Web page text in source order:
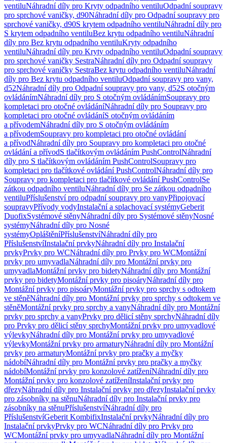
ventiluNáhradní díly pro Kryty odpadního ventiluOdpadní soupravy
pro sprchové vaničky, d90Náhradní díly pro Odpadní soupravy pro
sprchové vaničky, d90S krytem odpadního ventiluNáhradní díly pro
S krytem odpadního ventiluBez krytu odpadního ventiluNáhradní
díly pro Bez krytu odpadního ventiluKryty odpadního
ventiluNáhradní díly pro Kryty odpadního ventiluOdpadní soupravy
pro sprchové vaničky SestraNáhradní díly pro Odpadní soupravy
pro sprchové vaničky SestraBez krytu odpadního ventiluNáhradní
díly pro Bez krytu odpadního ventiluOdpadní soupravy pro vany,
d52Náhradní díly pro Odpadní soupravy pro vany, d52S otočným
ovládánímNáhradní díly pro S otočným ovládánímSoupravy pro
kompletaci pro otočné ovládáníNáhradní díly pro Soupravy pro
kompletaci pro otočné ovládáníS otočným ovládáním
a přívodemNáhradní díly pro S otočným ovládáním
a přívodemSoupravy pro kompletaci pro otočné ovládání
a přívodNáhradní díly pro Soupravy pro kompletaci pro otočné
ovládání a přívodS tlačítkovým ovládáním PushControlNáhradní
díly pro S tlačítkovým ovládáním PushControlSoupravy pro
kompletaci pro tlačítkové ovládání PushControlNáhradní díly pro
Soupravy pro kompletaci pro tlačítkové ovládání PushControlSe
zátkou odpadního ventiluNáhradní díly pro Se zátkou odpadního
ventiluPříslušenství pro odpadní soupravy pro vanyPřipojovací
soupravyPřívody vodyInstalační a splachovací systémyGeberit
DuofixSystémové stěnyNáhradní díly pro Systémové stěnyNosné
systémyNáhradní díly pro Nosné
systémyOpláštěníPříslušenstvíNáhradní díly pro
PříslušenstvíInstalační prvkyNáhradní díly pro Instalační
prvkyPrvky pro WCNáhradní díly pro Prvky pro WCMontážní
prvky pro umyvadlaNáhradní díly pro Montážní prvky pro
umyvadlaMontážní prvky pro bidetyNáhradní díly pro Montážní
prvky pro bidetyMontážní prvky pro pisoáryNáhradní díly pro
Montážní prvky pro pisoáryMontážní prvky pro sprchy s odtokem
ve stěněNáhradní díly pro Montážní prvky pro sprchy s odtokem ve
stěněMontážní prvky pro sprchy a vanyNáhradní díly pro Montážní
prvky pro sprchy a vanyPrvky pro dělicí stěny sprchyNáhradní díly
pro Prvky pro dělicí stěny sprchyMontážní prvky pro umyvadlové
výlevkyNáhradní díly pro Montážní prvky pro umyvadlové
výlevkyMontážní prvky pro armaturyNáhradní díly pro Montážní
prvky pro armaturyMontážní prvky pro pračky a myčky
nádobíNáhradní díly pro Montážní prvky pro pračky a myčky
nádobíMontážní prvky pro konzolové zatíženíNáhradní díly pro
Montážní prvky pro konzolové zatíženíInstalační prvky pro
dřezyNáhradní díly pro Instalační prvky pro dřezyInstalační prvky
pro zásobníky na stěnuNáhradní díly pro Instalační prvky pro
zásobníky na stěnuPříslušenstvíNáhradní díly pro
PříslušenstvíGeberit KombifixInstalační prvkyNáhradní díly pro
Instalační prvkyPrvky pro WCNáhradní díly pro Prvky pro
WCMontážní prvky pro umyvadlaNáhradní díly pro Montážní